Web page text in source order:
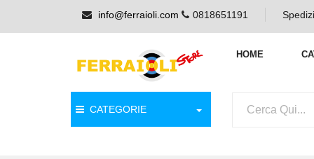
info@ferraioli.com 0818651191
HOME
CATEGORIE